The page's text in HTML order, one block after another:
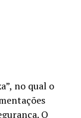
no qual o
O